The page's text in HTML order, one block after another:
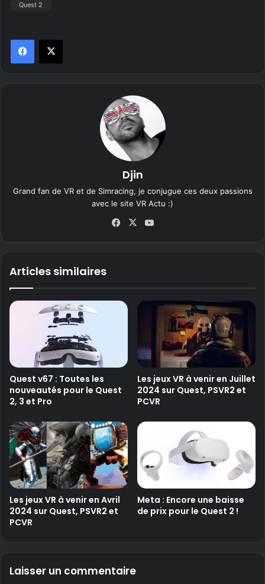
Quest 2
Djin
Grand fan de VR et de Simracing, je conjugue ces deux passions
avec le site VR Actu :)
Fa
X
Articles similaires
Quest v67 : Toutes les
nouveautés pour le Quest
2, 3 et Pro
Les jeux VR à venir en Juillet
2024 sur Quest, PSVR2 et
PCVR
Les jeux VR à venir en Avril
2024 sur Quest, PSVR2 et
PCVR
Meta : Encore une baisse
de prix pour le Quest 2 !
Laisser un commentaire